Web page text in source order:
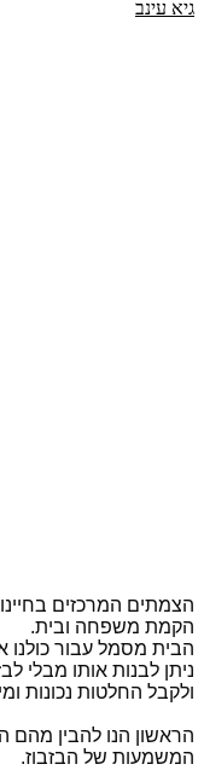
גיא עינב
הצמתים המרכזים
הקמת משפחה ובית.
הבית מסמל עבור כולנו
ניתן לבנות אותו מבלי
ולקבל החלטות נכונות
הראשון הנו להבין
המשמעות של הבזבוז.